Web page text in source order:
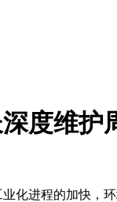
度维护
化进程的加快，